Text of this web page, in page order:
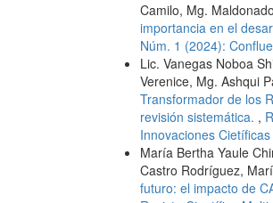
Camilo, Mg.
importancia en el
Núm. 1 (2024):
Lic. Vanegas Noboa
Verenice, Mg. Ashqui
Transformador de los
revisión sistemática. ,
Innovaciones Cietíficas
María Bertha Yaule
Castro Rodríguez,
futuro: el impacto de